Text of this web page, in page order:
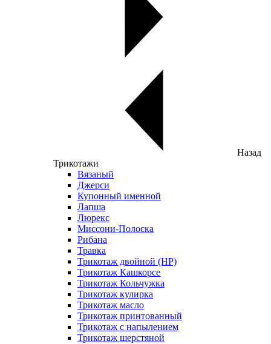
Назад
Трикотажи
Вязаный
Джерси
Купонный именной
Лапша
Люрекс
Миссони-Полоска
Рибана
Травка
Трикотаж двойной (НР)
Трикотаж Кашкорсе
Трикотаж Кольчужка
Трикотаж кулирка
Трикотаж масло
Трикотаж принтованный
Трикотаж с напылением
Трикотаж шерстяной